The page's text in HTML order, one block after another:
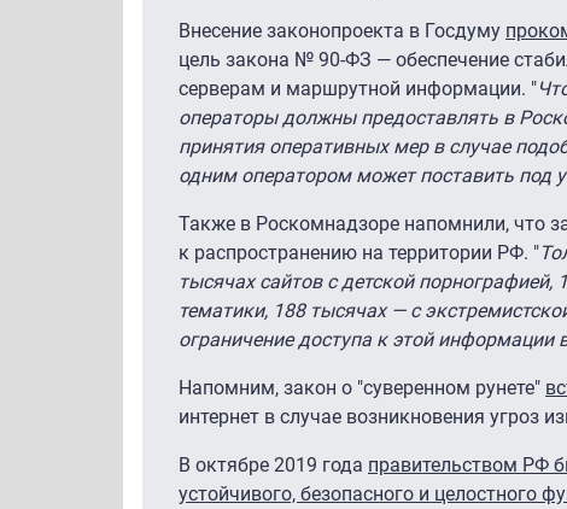
Внесение законопроекта в Госдуму
цель закона № 90-ФЗ — обеспечение
серверам и маршрутной информации. "
операторы должны предоставлять в
принятия оперативных мер в случае
одним оператором может поставить под
Также в Роскомнадзоре напомнили, что
к распространению на территории РФ. "
тысячах сайтов с детской
тематики, 188 тысячах — с
ограничение доступа к этой информации
Напомним, закон о "суверенном рунете"
интернет в случае возникновения угроз
В октябре 2019 года правительством РФ
устойчивого, безопасного и целостного